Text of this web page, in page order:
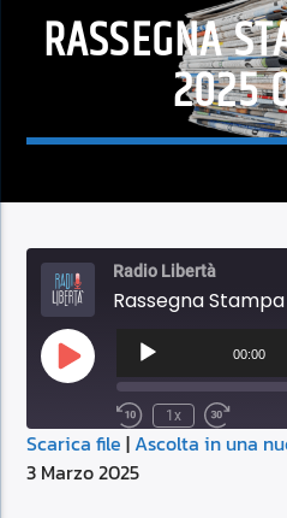
RASSEGNA
2025
Radio Libertà
Rassegna
Play
Episode
Audio
Player
00:00
1x
SUBSCRIBE
Apple Podcasts
SHARE
Scarica file |Ascolta in una
3 Marzo 2025